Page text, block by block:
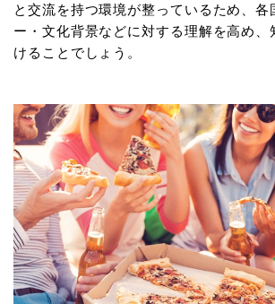
と交流を持つ環境が整っているため、各
ー・文化背景などに対する理解を高め、
けることでしょう。